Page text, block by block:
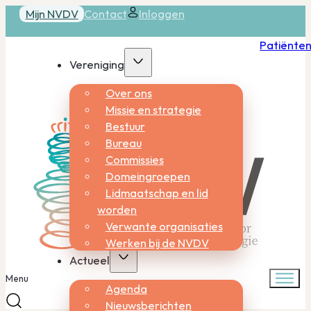
Mijn NVDV Contact Inloggen
Vereniging
Over ons
Missie en strategie
Bestuur
Bureau
Commissies
Domeingroepen
Lidmaatschap en lid
worden
Verwante organisaties
Werken bij de NVDV
Actueel
Agenda
Nieuwsberichten
Menu